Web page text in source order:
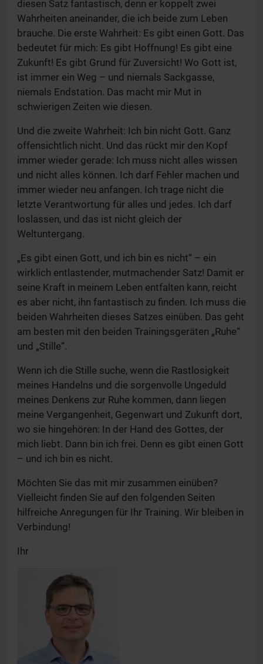
diesen Satz fantastisch, denn er koppelt zwei
Wahrheiten aneinander, die ich beide zum Leben
brauche. Die erste Wahrheit: Es gibt einen Gott. Das
bedeutet für mich: Es gibt Hoffnung! Es gibt eine
Zukunft! Es gibt Grund für Zuversicht! Wo Gott ist,
ist immer ein Weg – und niemals Sackgasse,
niemals Endstation. Das macht mir Mut in
schwierigen Zeiten wie diesen.
Und die zweite Wahrheit: Ich bin nicht Gott. Ganz
offensichtlich nicht. Und das rückt mir den Kopf
immer wieder gerade: Ich muss nicht alles wissen
und nicht alles können. Ich darf Fehler machen und
immer wieder neu anfangen. Ich trage nicht die
letzte Verantwortung für alles und jedes. Ich darf
loslassen, und das ist nicht gleich der
Weltuntergang.
„Es gibt einen Gott, und ich bin es nicht“ – ein
wirklich entlastender, mutmachender Satz! Damit er
seine Kraft in meinem Leben entfalten kann, reicht
es aber nicht, ihn fantastisch zu finden. Ich muss die
beiden Wahrheiten dieses Satzes einüben. Das geht
am besten mit den beiden Trainingsgeräten „Ruhe“
und „Stille“.
Wenn ich die Stille suche, wenn die Rastlosigkeit
meines Handelns und die sorgenvolle Ungeduld
meines Denkens zur Ruhe kommen, dann liegen
meine Vergangenheit, Gegenwart und Zukunft dort,
wo sie hingehören: In der Hand des Gottes, der
mich liebt. Dann bin ich frei. Denn es gibt einen Gott
– und ich bin es nicht.
Möchten Sie das mit mir zusammen einüben?
Vielleicht finden Sie auf den folgenden Seiten
hilfreiche Anregungen für Ihr Training. Wir bleiben in
Verbindung!
Ihr